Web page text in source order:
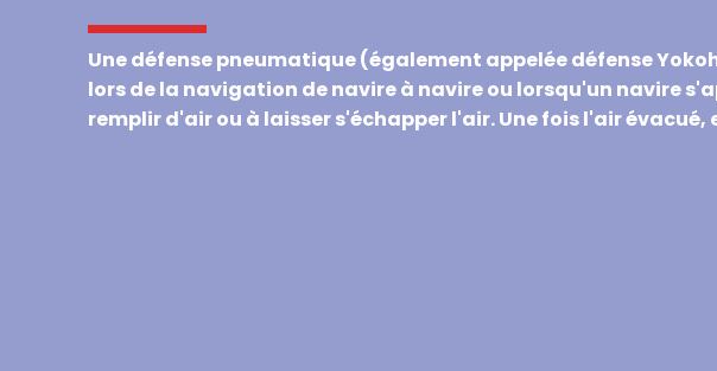
Une défense pneumatique (également appelée défense
lors de la navigation de navire à navire ou lorsqu'un navire
remplir d'air ou à laisser s'échapper l'air. Une fois l'air